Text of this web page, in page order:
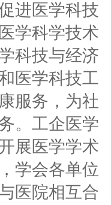
进医学科技
学科学技术
科技与经济
医学科技工
服务，为社
。工企医学
展医学学术
学会各单位
医院相互合